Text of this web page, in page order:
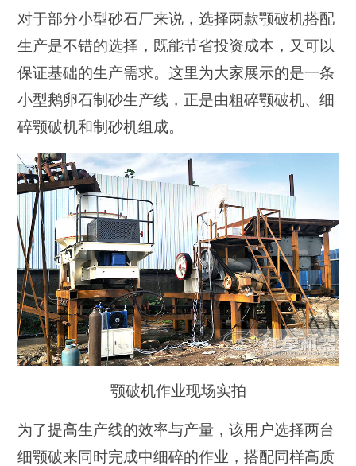
对于部分小型砂石厂来说，选择两款颚破机搭配
生产是不错的选择，既能节省投资成本，又可以
保证基础的生产需求。这里为大家展示的是一条
小型鹅卵石制砂生产线，正是由粗碎颚破机、细
碎颚破机和制砂机组成。
颚破机作业现场实拍
为了提高生产线的效率与产量，该用户选择两台
细颚破来同时完成中细碎的作业，搭配同样高质